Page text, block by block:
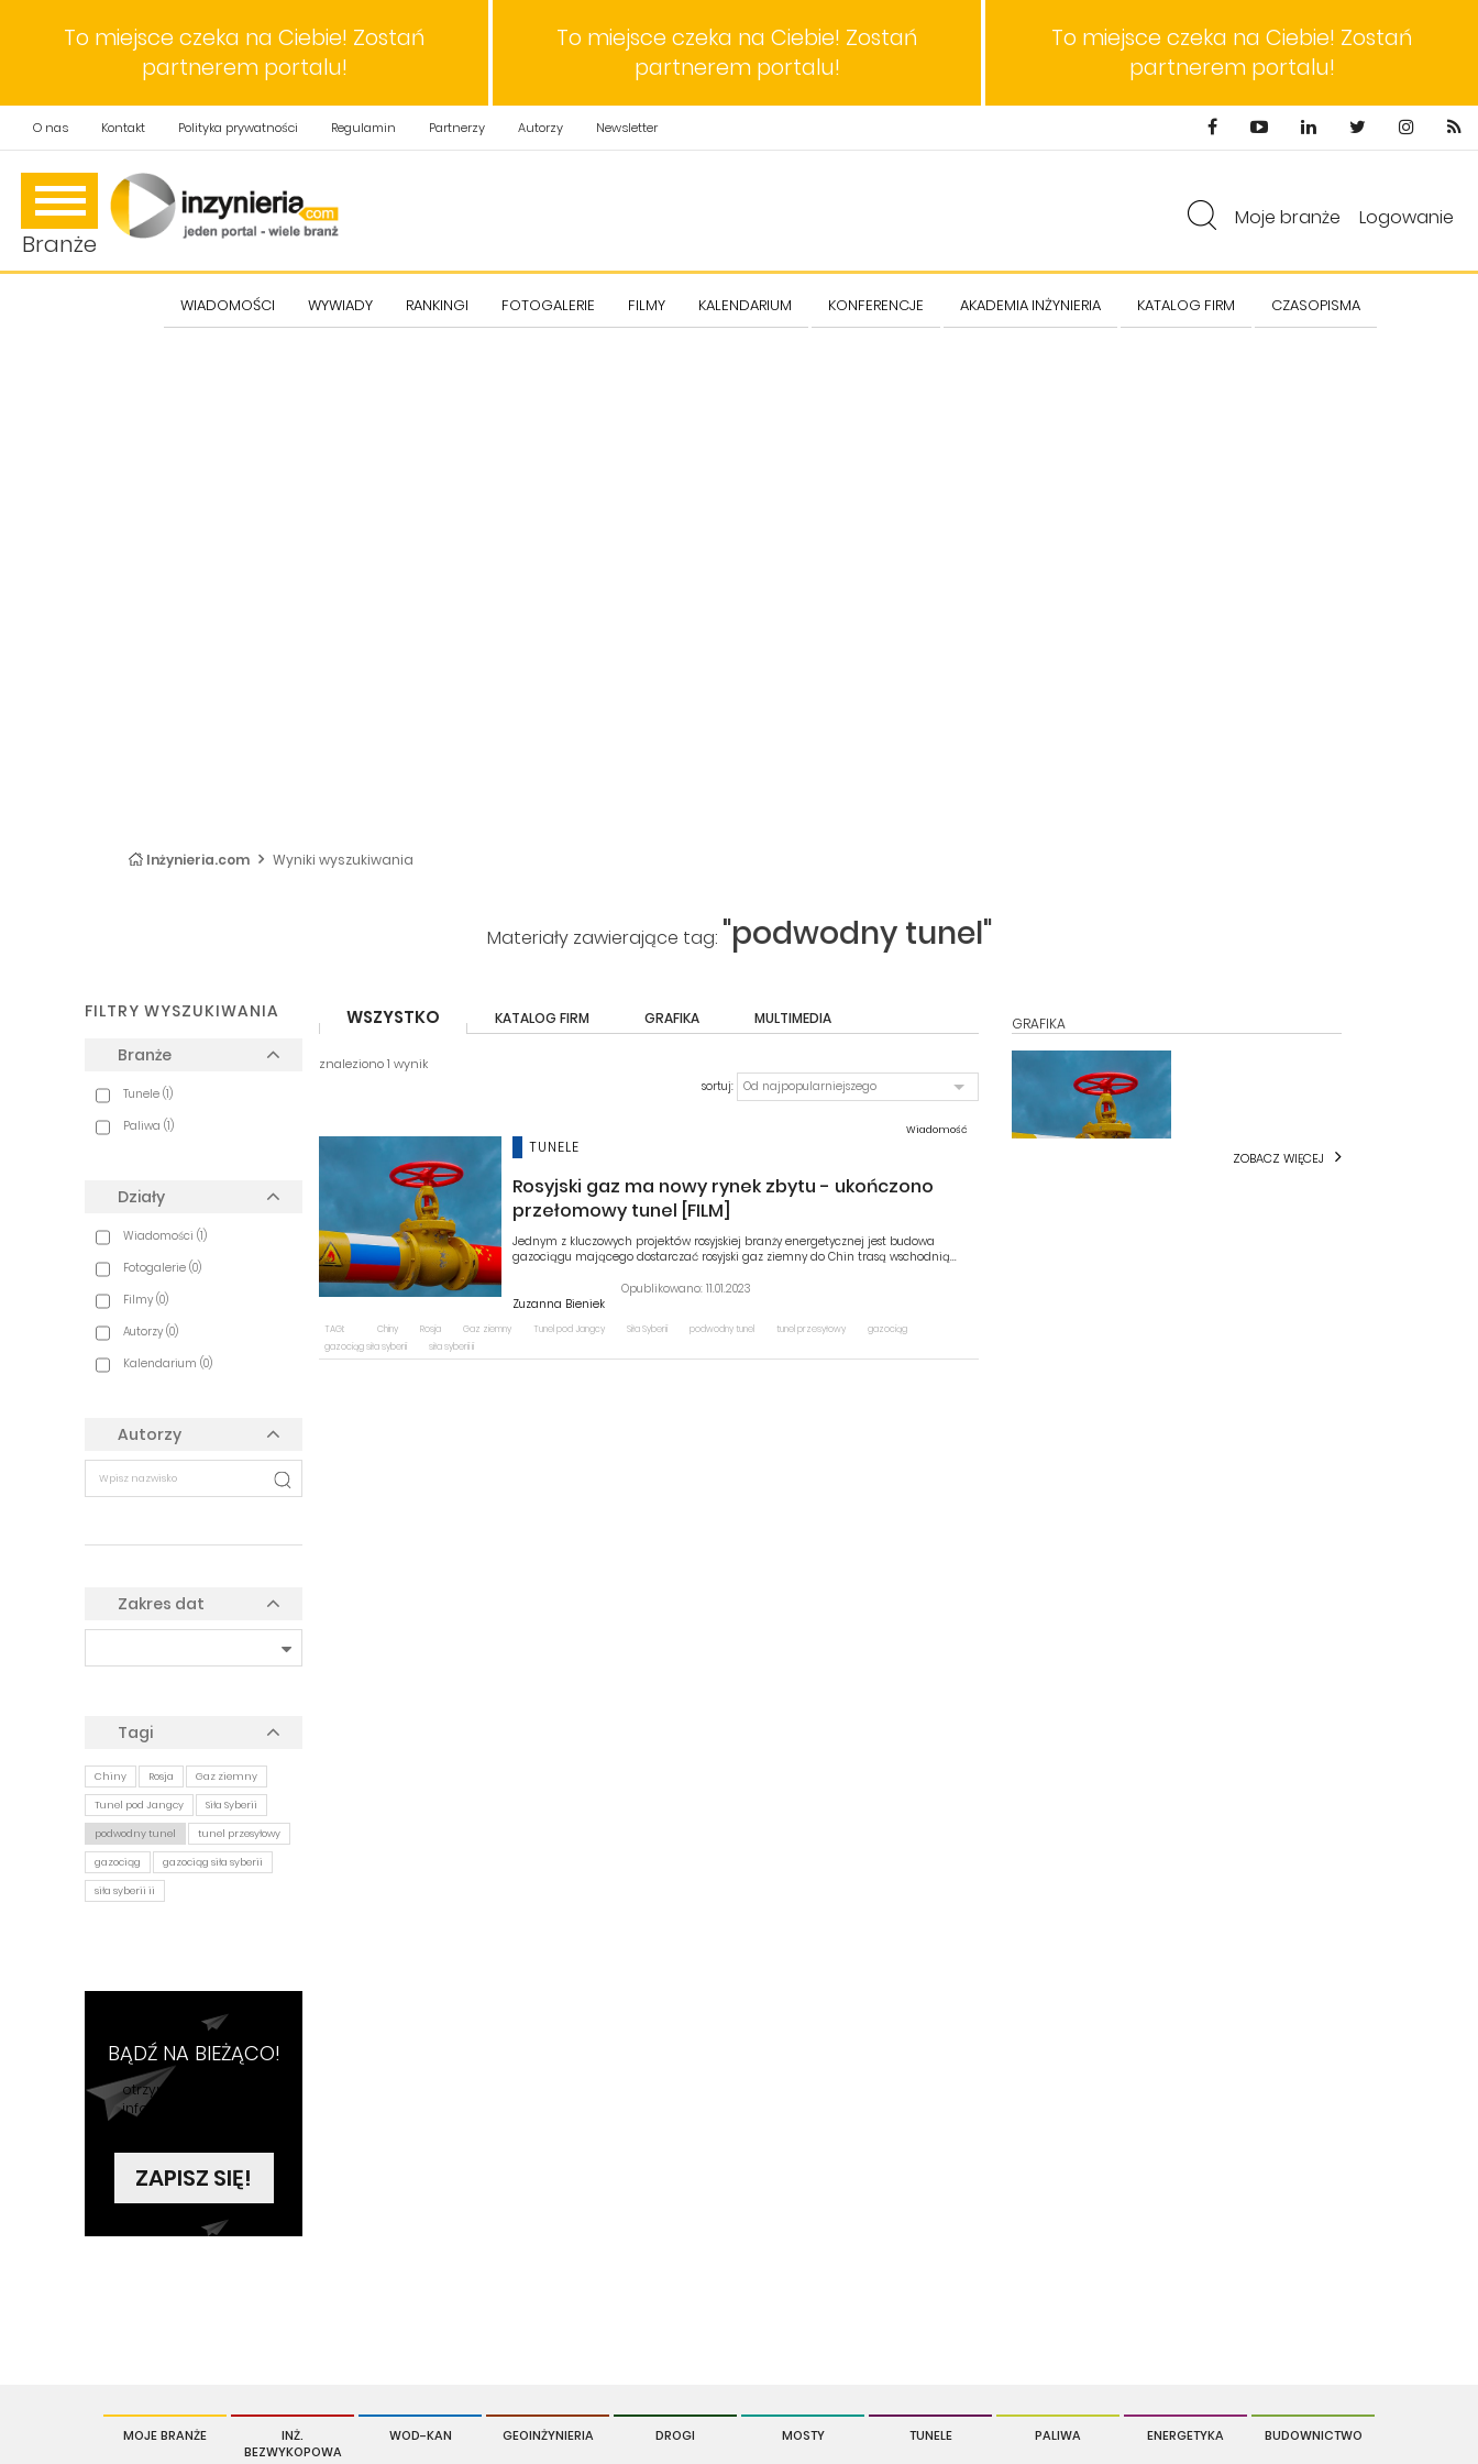
To miejsce czeka na Ciebie! Zostań
partnerem portalu!
To miejsce czeka na Ciebie! Zostań
partnerem portalu!
To miejsce czeka na Ciebie! Zostań
partnerem portalu!
O nas Kontakt Polityka prywatności Regulamin Partnerzy Autorzy Newsletter
Branże
Moje branże Logowanie
WIADOMOŚCI WYWIADY RANKINGI FOTOGALERIE FILMY KALENDARIUM KONFERENCJE AKADEMIA INŻYNIERIA KATALOG FIRM CZASOPISMA
Inżynieria.com Wyniki wyszukiwania
Materiały zawierające tag: "podwodny tunel"
FILTRY WYSZUKIWANIA
Branże
Tunele (1)
Paliwa (1)
Działy
Wiadomości (1)
Fotogalerie (0)
Filmy (0)
Autorzy (0)
Kalendarium (0)
Autorzy
Zakres dat
Tagi
Chiny Rosja Gaz ziemny
Tunel pod Jangcy Siła Syberii
podwodny tunel tunel przesyłowy
gazociąg gazociąg siła syberii
siła syberii ii
BĄDŹ NA BIEŻĄCO!
otrzymuj najświeższe
informacje na swoją
ZAPISZ SIĘ!
WSZYSTKO KATALOG FIRM GRAFIKA MULTIMEDIA
znaleziono 1 wynik
sortuj: Od najpopularniejszego
Wiadomość
TUNELE
Rosyjski gaz ma nowy rynek zbytu - ukończono
przełomowy tunel [FILM]
Jednym z kluczowych projektów rosyjskiej branży energetycznej jest budowa
gazociągu mającego dostarczać rosyjski gaz ziemny do Chin trasą wschodnią...
Zuzanna Bieniek
Opublikowano: 11.01.2023
TAGI: Chiny Rosja Gaz ziemny Tunel pod Jangcy Siła Syberii podwodny tunel tunel przesyłowy
gazociąg
gazociąg siła syberii
siła syberii ii
GRAFIKA
ZOBACZ WIĘCEJ
MOJE BRANŻE
INŻ.
BEZWYKOPOWA
WOD-KAN GEOINŻYNIERIA DROGI MOSTY TUNELE PALIWA ENERGETYKA BUDOWNICTWO